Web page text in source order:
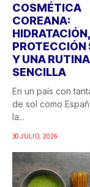
COSMÉTICA
COREANA:
HIDRATACIÓN,
PROTECCIÓN
Y UNA RUTINA
SENCILLA
En un país con
de sol como
la...
30 JULIO, 2026